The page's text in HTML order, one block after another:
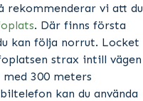
rekommenderar vi att du
. Där finns första
kan följa norrut. Locket
strax intill vägen
300 meters
kan du använda